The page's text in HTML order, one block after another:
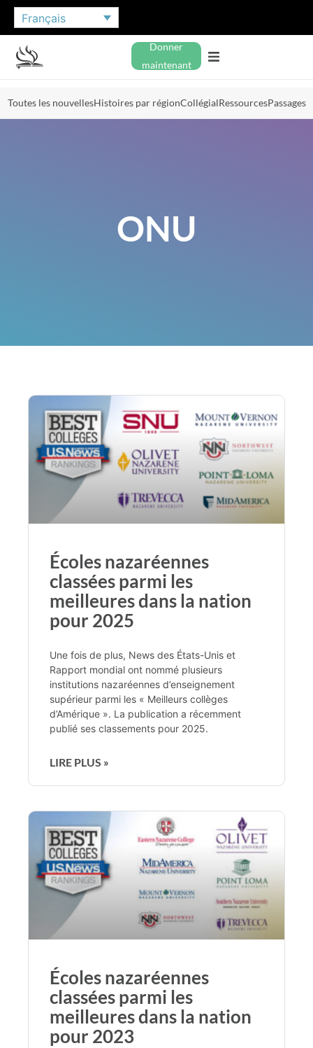
Français
Donner
maintenant
Toutes les nouvellesHistoires par régionCollégialRessourcesPassages
ONU
Écoles nazaréennes
classées parmi les
meilleures dans la nation
pour 2025
Une fois de plus, News des États-Unis et
Rapport mondial ont nommé plusieurs
institutions nazaréennes d’enseignement
supérieur parmi les « Meilleurs collèges
d’Amérique ». La publication a récemment
publié ses classements pour 2025.
LIRE PLUS »
Écoles nazaréennes
classées parmi les
meilleures dans la nation
pour 2023